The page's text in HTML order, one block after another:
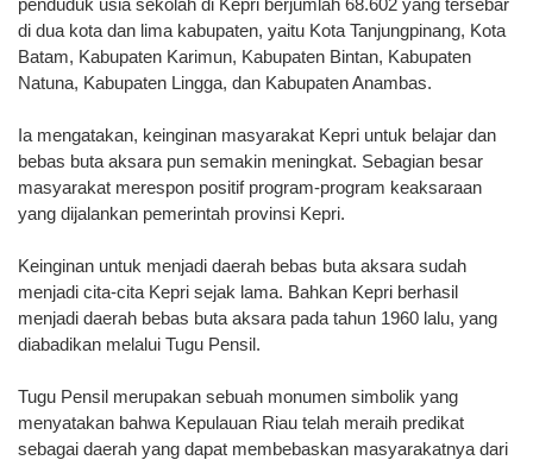
di dua kota dan lima kabupaten, yaitu Kota Tanjungpinang, Kota
Batam, Kabupaten Karimun, Kabupaten Bintan, Kabupaten
Natuna, Kabupaten Lingga, dan Kabupaten Anambas.
Ia mengatakan, keinginan masyarakat Kepri untuk belajar dan
bebas buta aksara pun semakin meningkat. Sebagian besar
masyarakat merespon positif program-program keaksaraan
yang dijalankan pemerintah provinsi Kepri.
Keinginan untuk menjadi daerah bebas buta aksara sudah
menjadi cita-cita Kepri sejak lama. Bahkan Kepri berhasil
menjadi daerah bebas buta aksara pada tahun 1960 lalu, yang
diabadikan melalui Tugu Pensil.
Tugu Pensil merupakan sebuah monumen simbolik yang
menyatakan bahwa Kepulauan Riau telah meraih predikat
sebagai daerah yang dapat membebaskan masyarakatnya dari